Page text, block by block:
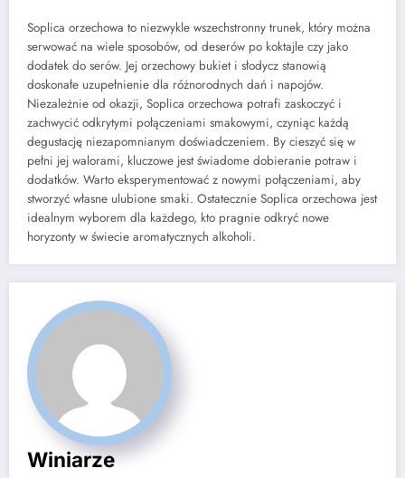
Soplica orzechowa to niezwykle wszechstronny trunek, który można
serwować na wiele sposobów, od deserów po koktajle czy jako
dodatek do serów. Jej orzechowy bukiet i słodycz stanowią
doskonałe uzupełnienie dla różnorodnych dań i napojów.
Niezależnie od okazji, Soplica orzechowa potrafi zaskoczyć i
zachwycić odkrytymi połączeniami smakowymi, czyniąc każdą
degustację niezapomnianym doświadczeniem. By cieszyć się w
pełni jej walorami, kluczowe jest świadome dobieranie potraw i
dodatków. Warto eksperymentować z nowymi połączeniami, aby
stworzyć własne ulubione smaki. Ostatecznie Soplica orzechowa jest
idealnym wyborem dla każdego, kto pragnie odkryć nowe
horyzonty w świecie aromatycznych alkoholi.
Winiarze